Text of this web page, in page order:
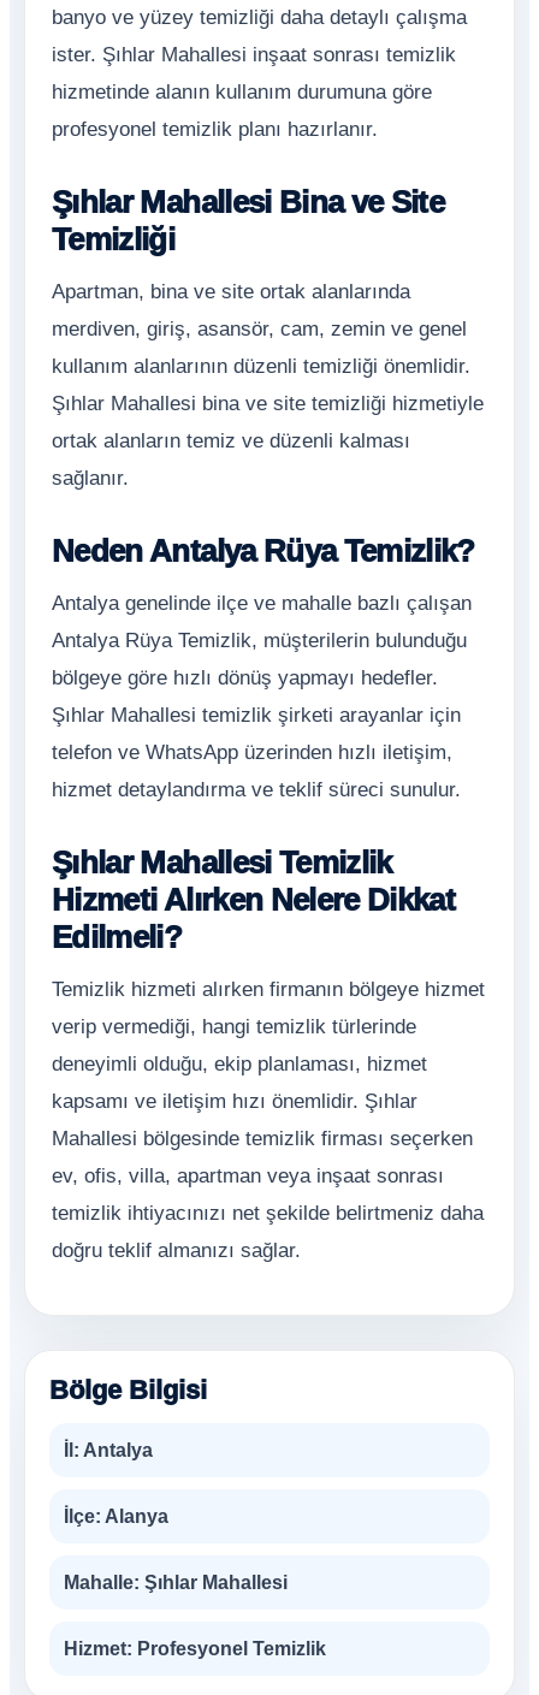
banyo ve yüzey temizliği daha detaylı çalışma
ister. Şıhlar Mahallesi inşaat sonrası temizlik
hizmetinde alanın kullanım durumuna göre
profesyonel temizlik planı hazırlanır.
Şıhlar Mahallesi Bina ve Site
Temizliği
Apartman, bina ve site ortak alanlarında
merdiven, giriş, asansör, cam, zemin ve genel
kullanım alanlarının düzenli temizliği önemlidir.
Şıhlar Mahallesi bina ve site temizliği hizmetiyle
ortak alanların temiz ve düzenli kalması
sağlanır.
Neden Antalya Rüya Temizlik?
Antalya genelinde ilçe ve mahalle bazlı çalışan
Antalya Rüya Temizlik, müşterilerin bulunduğu
bölgeye göre hızlı dönüş yapmayı hedefler.
Şıhlar Mahallesi temizlik şirketi arayanlar için
telefon ve WhatsApp üzerinden hızlı iletişim,
hizmet detaylandırma ve teklif süreci sunulur.
Şıhlar Mahallesi Temizlik
Hizmeti Alırken Nelere Dikkat
Edilmeli?
Temizlik hizmeti alırken firmanın bölgeye hizmet
verip vermediği, hangi temizlik türlerinde
deneyimli olduğu, ekip planlaması, hizmet
kapsamı ve iletişim hızı önemlidir. Şıhlar
Mahallesi bölgesinde temizlik firması seçerken
ev, ofis, villa, apartman veya inşaat sonrası
temizlik ihtiyacınızı net şekilde belirtmeniz daha
doğru teklif almanızı sağlar.
Bölge Bilgisi
İl: Antalya
İlçe: Alanya
Mahalle: Şıhlar Mahallesi
Hizmet: Profesyonel Temizlik